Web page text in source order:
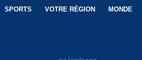
SPORTS VOTRE RÉGION MONDE